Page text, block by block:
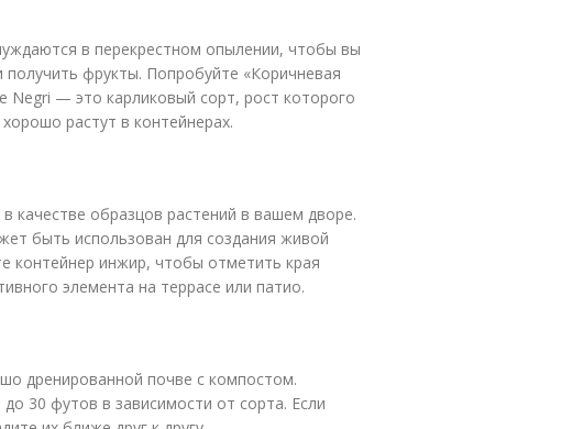
в перекрестном опылении, чтобы вы
фрукты. Попробуйте «Коричневая
Negri — это карликовый сорт, рост которого
растут в контейнерах.
качестве образцов растений в вашем дворе.
быть использован для создания живой
контейнер инжир, чтобы отметить края
элемента на террасе или патио.
дренированной почве с компостом.
30 футов в зависимости от сорта. Если